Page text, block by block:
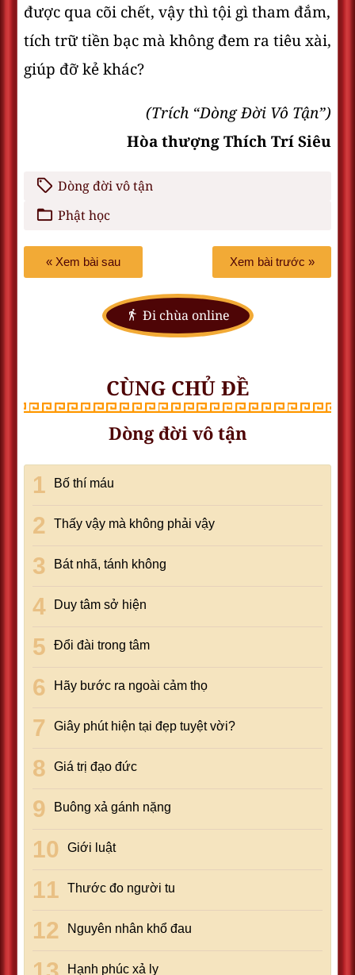
được qua cõi chết, vậy thì tội gì tham đắm,
tích trữ tiền bạc mà không đem ra tiêu xài,
giúp đỡ kẻ khác?
(Trích “Dòng Đời Vô Tận”)
Hòa thượng Thích Trí Siêu
Dòng đời vô tận
Phật học
« Xem bài sau Xem bài trước »
Đi chùa online
CÙNG CHỦ ĐỀ
Dòng đời vô tận
Bố thí máu
Thấy vậy mà không phải vậy
Bát nhã, tánh không
Duy tâm sở hiện
Đổi đài trong tâm
Hãy bước ra ngoài cảm thọ
Giây phút hiện tại đẹp tuyệt vời?
Giá trị đạo đức
Buông xả gánh nặng
Giới luật
Thước đo người tu
Nguyên nhân khổ đau
Hạnh phúc xả ly